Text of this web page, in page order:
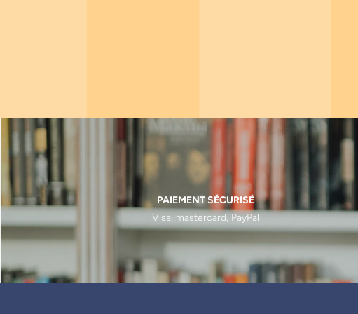
PAIEMENT SÉCURISÉ
Visa, mastercard, PayPal